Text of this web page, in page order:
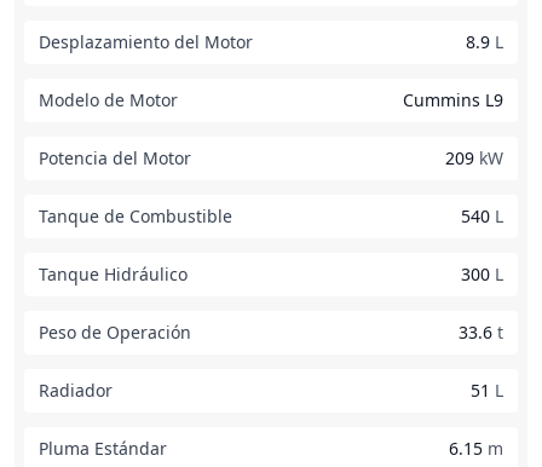
Desplazamiento del Motor 8.9 L
Modelo de Motor Cummins L9
Potencia del Motor 209 kW
Tanque de Combustible 540 L
Tanque Hidráulico 300 L
Peso de Operación 33.6 t
Radiador 51 L
Pluma Estándar 6.15 m